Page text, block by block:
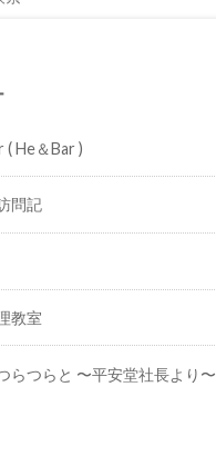
( He＆Bar )
問記
教室
らつらと 〜平安堂社長より〜